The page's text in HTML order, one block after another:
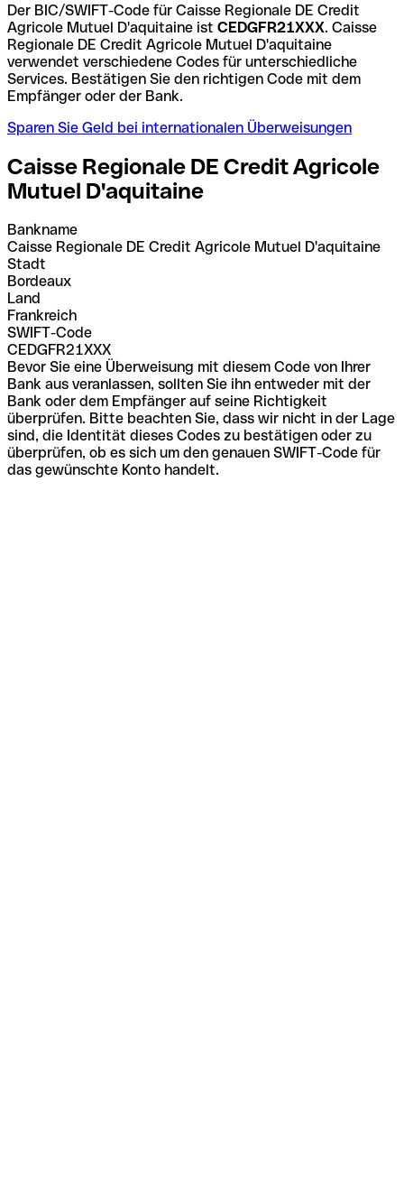
Der BIC/SWIFT-Code für Caisse Regionale DE Credit
Agricole Mutuel D'aquitaine ist CEDGFR21XXX. Caisse
Regionale DE Credit Agricole Mutuel D'aquitaine
verwendet verschiedene Codes für unterschiedliche
Services. Bestätigen Sie den richtigen Code mit dem
Empfänger oder der Bank.
Sparen Sie Geld bei internationalen Überweisungen
Caisse Regionale DE Credit Agricole
Mutuel D'aquitaine
Bankname
Caisse Regionale DE Credit Agricole Mutuel D'aquitaine
Stadt
Bordeaux
Land
Frankreich
SWIFT-Code
CEDGFR21XXX
Bevor Sie eine Überweisung mit diesem Code von Ihrer
Bank aus veranlassen, sollten Sie ihn entweder mit der
Bank oder dem Empfänger auf seine Richtigkeit
überprüfen. Bitte beachten Sie, dass wir nicht in der Lage
sind, die Identität dieses Codes zu bestätigen oder zu
überprüfen, ob es sich um den genauen SWIFT-Code für
das gewünschte Konto handelt.